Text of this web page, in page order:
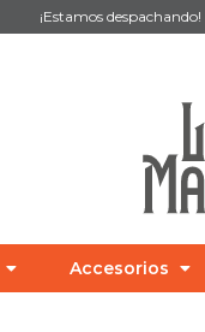
¡Estamos
Accesorios